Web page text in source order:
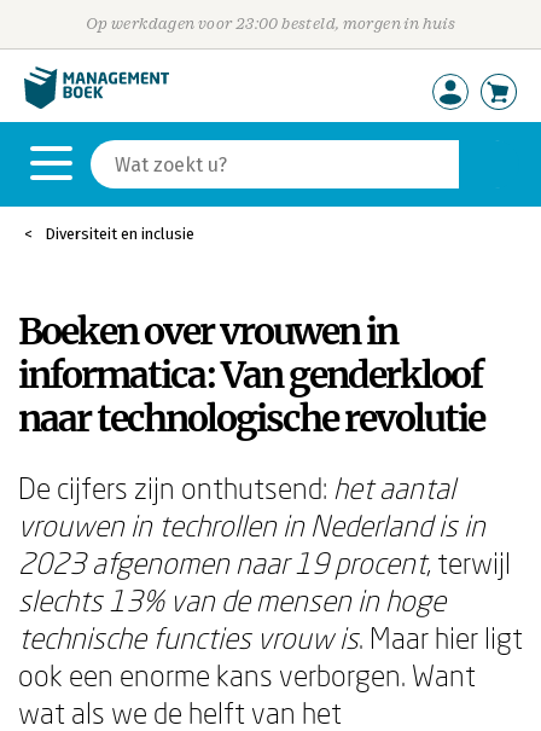
Op werkdagen voor 23:00 besteld, morgen in huis
Diversiteit en inclusie
Boeken over vrouwen in
informatica: Van genderkloof
naar technologische revolutie
De cijfers zijn onthutsend: het aantal
vrouwen in techrollen in Nederland is in
2023 afgenomen naar 19 procent, terwijl
slechts 13% van de mensen in hoge
technische functies vrouw is. Maar hier ligt
ook een enorme kans verborgen. Want
wat als we de helft van het